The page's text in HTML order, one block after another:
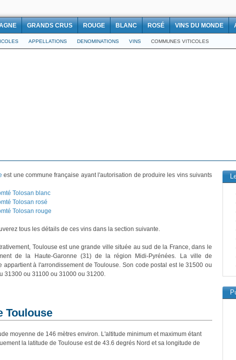
GRANDS CRUS ROUGE BLANC ROSÉ VINS DU MONDE
APPELLATIONS DENOMINATIONS VINS COMMUNES VITICOLES
est une commune française ayant l'autorisation de produire les vins suivants
Tolosan blanc
Tolosan rosé
Tolosan rouge
tous les détails de ces vins dans la section suivante.
Toulouse est une grande ville située au sud de la France, dans le
de la Haute-Garonne (31) de la région Midi-Pyrénées. La ville de
appartient à l'arrondissement de Toulouse. Son code postal est le 31500 ou
31300 ou 31100 ou 31000 ou 31200.
Toulouse
moyenne de 146 mètres environ. L'altitude minimum et maximum étant
la latitude de Toulouse est de 43.6 degrés Nord et sa longitude de